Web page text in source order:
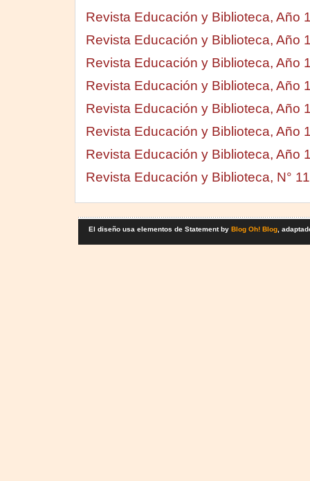
Revista Educación y Biblioteca, Año
Revista Educación y Biblioteca, Año
Revista Educación y Biblioteca, Año
Revista Educación y Biblioteca, Año
Revista Educación y Biblioteca, Año
Revista Educación y Biblioteca, Año
Revista Educación y Biblioteca, Año
Revista Educación y Biblioteca, N°
El diseño usa elementos de Statement by Blog Oh! Blog,